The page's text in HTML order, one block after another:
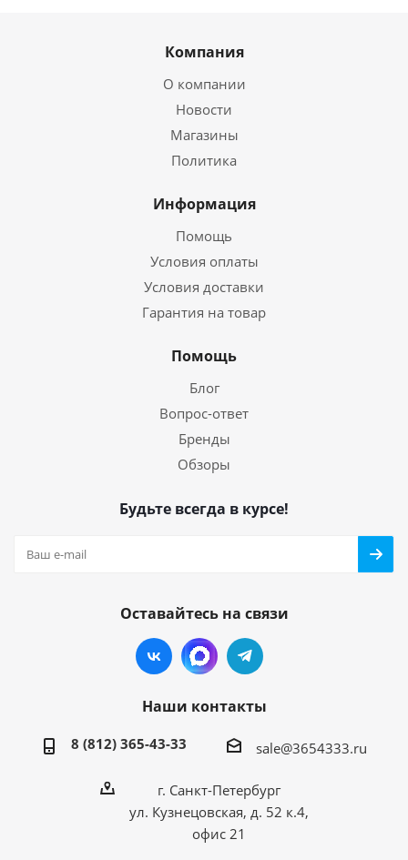
Компания
О компании
Новости
Магазины
Политика
Информация
Помощь
Условия оплаты
Условия доставки
Гарантия на товар
Помощь
Блог
Вопрос-ответ
Бренды
Обзоры
Будьте всегда в курсе!
Оставайтесь на связи
Наши контакты
8 (812) 365-43-33 sale@3654333.ru
г. Санкт-Петербург
ул. Кузнецовская, д. 52 к.4,
офис 21